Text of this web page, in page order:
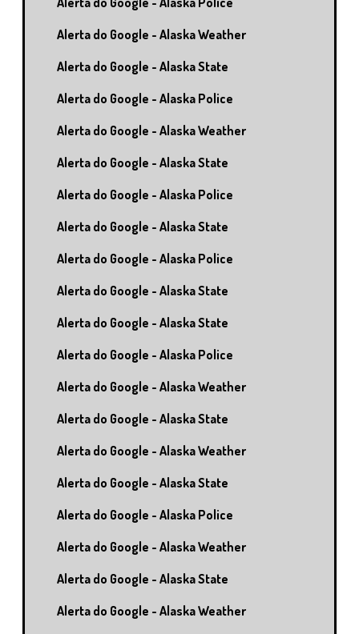
Alerta do Google - Alaska Weather
Alerta do Google - Alaska State
Alerta do Google - Alaska Police
Alerta do Google - Alaska Weather
Alerta do Google - Alaska State
Alerta do Google - Alaska Police
Alerta do Google - Alaska State
Alerta do Google - Alaska Police
Alerta do Google - Alaska State
Alerta do Google - Alaska State
Alerta do Google - Alaska Police
Alerta do Google - Alaska Weather
Alerta do Google - Alaska State
Alerta do Google - Alaska Weather
Alerta do Google - Alaska State
Alerta do Google - Alaska Police
Alerta do Google - Alaska Weather
Alerta do Google - Alaska State
Alerta do Google - Alaska Weather